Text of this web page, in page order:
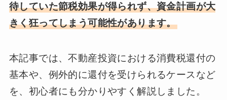
待していた節税効果が得られず、資金計画が大
きく狂ってしまう可能性があります。
本記事では、不動産投資における消費税還付の
基本や、例外的に還付を受けられるケースなど
を、初心者にも分かりやすく解説しました。